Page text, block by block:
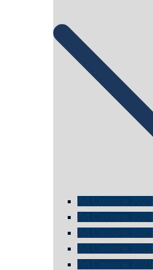
Art Cologne 2025
Art Cologne 2024
Art Cologne 2023
Art Cologne 2022
Art Cologne 2021